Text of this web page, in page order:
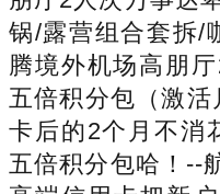
锅/露营组合套拆/
腾境外机场高朋
五倍积分包（激
卡后的2个月不消
五倍积分包哈！--